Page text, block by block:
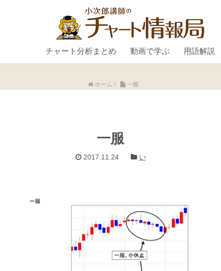
チャート分析まとめ 動画で学ぶ 用語解説
ホーム / 一服
一服
2017.11.24 い